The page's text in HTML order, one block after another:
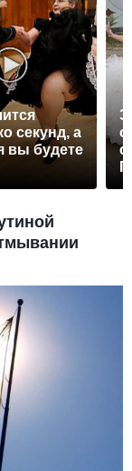
секунд, а
вы будете